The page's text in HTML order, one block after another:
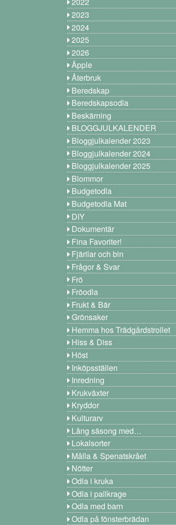
2023
2024
2025
2026
Äpple
Återbruk
Beredskap
Beredskapsodla
Beskärning
BLOGGJULKALENDER
Bloggjulkalender 2023
Bloggjulkalender 2024
Bloggjulkalender 2025
Blommor
Budgetodla
Budgetodla Mat
DIY
Dokumentär
Fina Favoriter!
Fjärilar och bin
Frågor & Svar
Frö
Fröodla
Frukt & Bär
Grönsaker
Hemma hos Trädgårdstrollet
Hiss & Diss
Höst
Inköpsställen
Inredning
Krukväxter
Kryddor
Kulturarv
Lång säsong med…
Lokalsorter
Målla & Spenatskrået
Nötter
Odla i kruka
Odla i pallkrage
Odla med barn
Odla på fönsterbrädan